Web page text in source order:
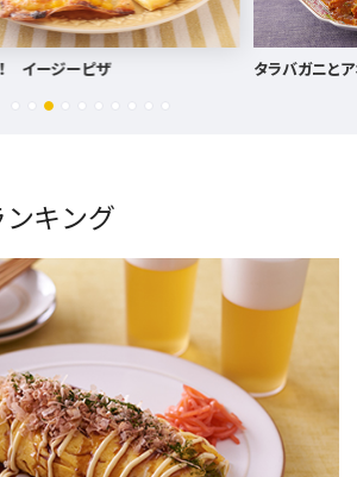
とアボカドのチリソース ミックスハー
キング